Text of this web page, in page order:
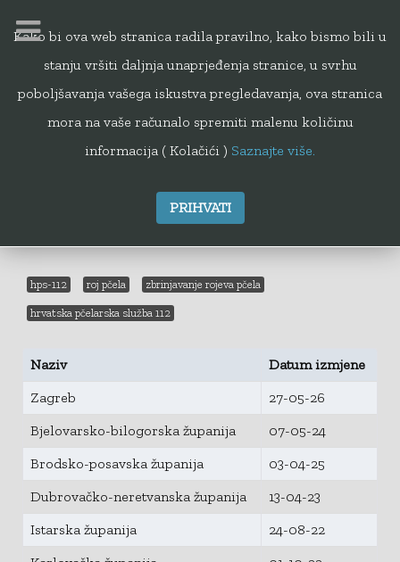
Popis pčelara HPS-112
hps-112 roj pčela zbrinjavanje rojeva pčela
hrvatska pčelarska služba 112
Naziv
Datum izmjene
Zagreb
27-05-26
Bjelovarsko-bilogorska županija
07-05-24
Brodsko-posavska županija
03-04-25
Dubrovačko-neretvanska županija
13-04-23
Istarska županija
24-08-22
Kako bi ova web stranica radila pravilno, kako bismo bili u
stanju vršiti daljnja unaprjeđenja stranice, u svrhu
poboljšavanja vašega iskustva pregledavanja, ova stranica
mora na vaše računalo spremiti malenu količinu
informacija ( Kolačići ) Saznajte više.
PRIHVATI